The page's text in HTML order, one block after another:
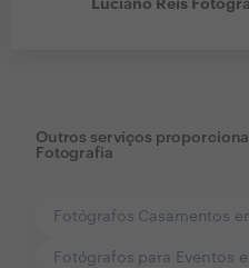
Luciano Reis
Outros serviços
Fotografia
Fotógrafos Casamentos
Fotógrafos para Eventos